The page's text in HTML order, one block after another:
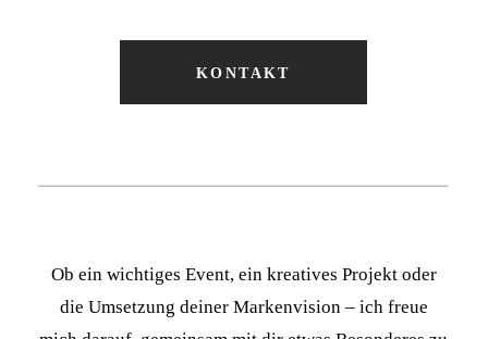
Ob ein wichtiges Event, ein kreatives Projekt oder
die Umsetzung deiner Markenvision – ich freue
KONTAKT